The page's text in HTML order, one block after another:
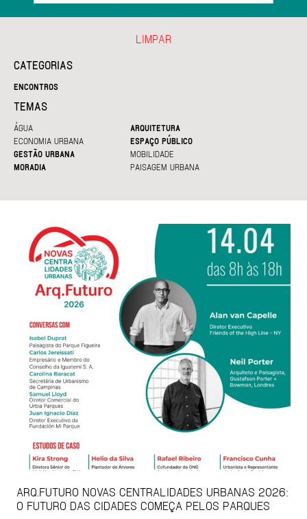
CATEGORIAS
ENCONTROS
TEMAS
ÁGUA
ARQUITETURA
ECONOMIA URBANA
ESPAÇO PÚBLICO
GESTÃO URBANA
MOBILIDADE
MORADIA
PAISAGEM URBANA
LIMPAR
ARQ.FUTURO NOVAS CENTRALIDADES URBANAS 2026:
O FUTURO DAS CIDADES COMEÇA PELOS PARQUES